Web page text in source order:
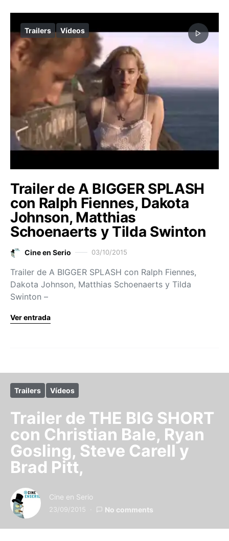
Trailers Vídeos
Trailer de A BIGGER SPLASH
con Ralph Fiennes, Dakota
Johnson, Matthias
Schoenaerts y Tilda Swinton
Cine en Serio 03/10/2015
Trailer de A BIGGER SPLASH con Ralph Fiennes,
Dakota Johnson, Matthias Schoenaerts y Tilda
Swinton –
Ver entrada
Trailers Vídeos
Trailer de THE BIG SHORT
con Christian Bale, Ryan
Gosling, Steve Carell y
Brad Pitt,
Cine en Serio
23/09/2015 No comments